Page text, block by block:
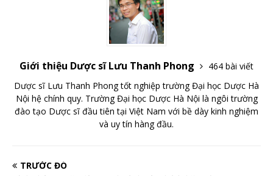
Giới thiệu Dược sĩ Lưu Thanh Phong
464 bài viết
Dược sĩ Lưu Thanh Phong tốt nghiệp trường Đại học Dược Hà
Nội hệ chính quy. Trường Đại học Dược Hà Nội là ngôi trường
đào tạo Dược sĩ đầu tiên tại Việt Nam với bề dày kinh nghiệm
và uy tín hàng đầu.
TRƯỚC ĐÓ